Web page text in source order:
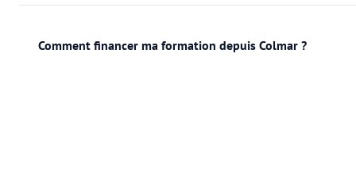
Comment financer ma formation depuis Colmar ?